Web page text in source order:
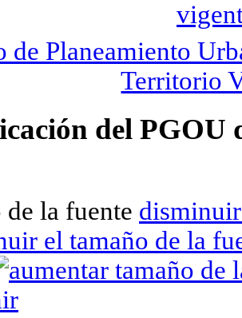
de Planeamiento
Territorio
del
de la fuente